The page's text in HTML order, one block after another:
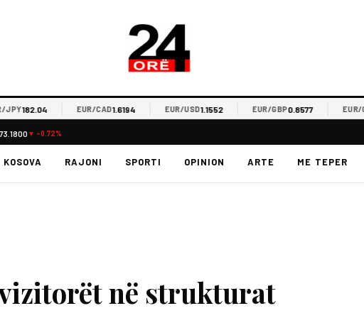
182.04 EUR/CAD1.6194 EUR/USD1.1552 EUR/GBP0.8577 EUR/CHF
▼ -0.72%
KOSOVA RAJONI SPORTI OPINION ARTE ME TEPER
në strukturat